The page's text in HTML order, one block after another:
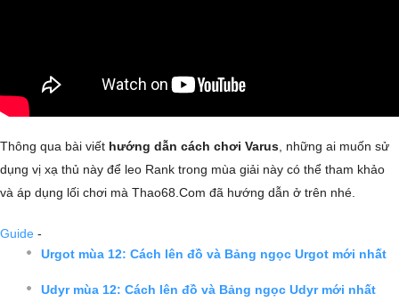
Thông qua bài viết hướng dẫn cách chơi Varus, những ai muốn sử
dụng vị xạ thủ này để leo Rank trong mùa giải này có thể tham khảo
và áp dụng lối chơi mà Thao68.Com đã hướng dẫn ở trên nhé.
Guide -
Urgot mùa 12: Cách lên đồ và Bảng ngọc Urgot mới nhất
Udyr mùa 12: Cách lên đồ và Bảng ngọc Udyr mới nhất